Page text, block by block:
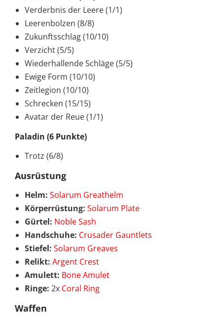
Verderbnis der Leere (1/1)
Leerenbolzen (8/8)
Zukunftsschlag (10/10)
Verzicht (5/5)
Wiederhallende Schläge (5/5)
Ewige Form (10/10)
Zeitlegion (10/10)
Schrecken (15/15)
Avatar der Reue (1/1)
Paladin (6 Punkte)
Trotz (6/8)
Ausrüstung
Helm: Solarum Greathelm
Körperrüstung: Solarum Plate
Gürtel: Noble Sash
Handschuhe: Crusader Gauntlets
Stiefel: Solarum Greaves
Relikt: Argent Crest
Amulett: Bone Amulet
Ringe: 2x Coral Ring
Waffen